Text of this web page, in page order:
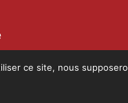
Normandie).
suivante : Actions de
ce site, nous